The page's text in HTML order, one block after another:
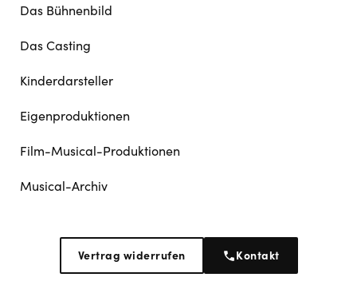
Das Bühnenbild
Das Casting
Kinderdarsteller
Eigenproduktionen
Film-Musical-Produktionen
Musical-Archiv
Vertrag widerrufen Kontakt